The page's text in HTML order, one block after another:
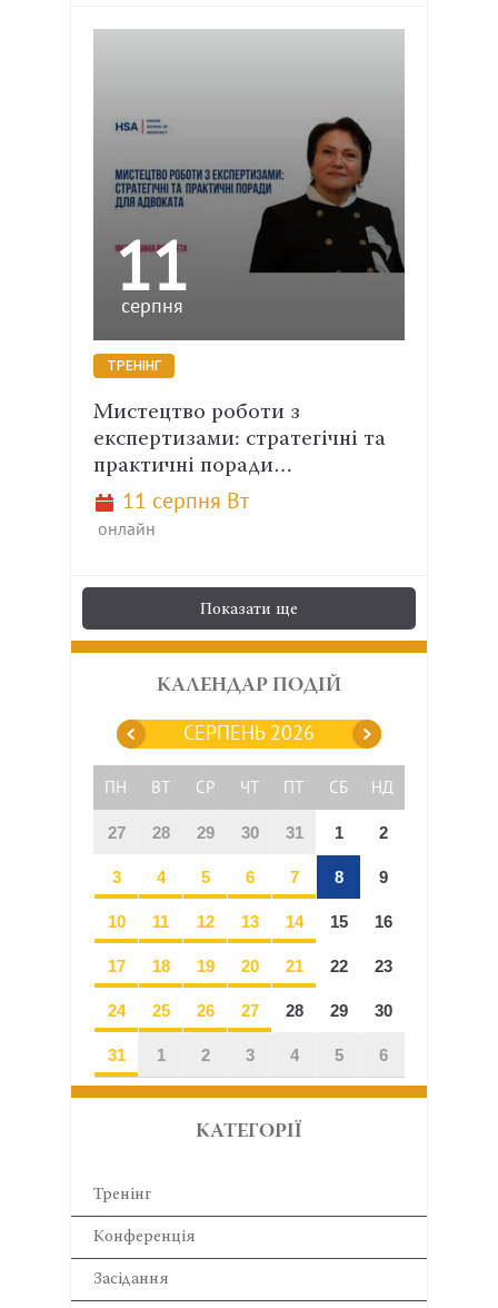
11
серпня
ТРЕНІНГ
Мистецтво роботи з
експертизами: стратегічні та
практичні поради…
11 серпня Вт
онлайн
Показати ще
КАЛЕНДАР ПОДІЙ
СЕРПЕНЬ 2026
ПН ВТ СР ЧТ ПТ СБ НД
27 28 29 30 31 1 2
3 4 5 6 7 8 9
10 11 12 13 14 15 16
17 18 19 20 21 22 23
24 25 26 27 28 29 30
31 1 2 3 4 5 6
КАТЕГОРІЇ
Тренінг
Конференція
Засідання